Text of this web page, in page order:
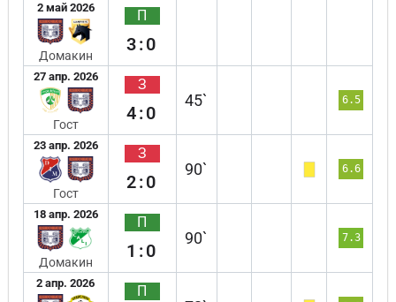
2 май 2026
Домакин
П
3:0
27 апр. 2026
Гост
З
4:0
45` 6.5
23 апр. 2026
Гост
З
2:0
90` 6.6
18 апр. 2026
Домакин
П
1:0
90` 7.3
2 апр. 2026 П